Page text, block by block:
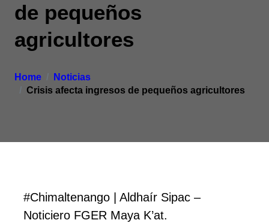
de pequeños
agricultores
Home
Noticias
Crisis afecta ingresos de pequeños agricultores
#Chimaltenango | Aldhaír Sipac –
Noticiero FGER Maya K’at.